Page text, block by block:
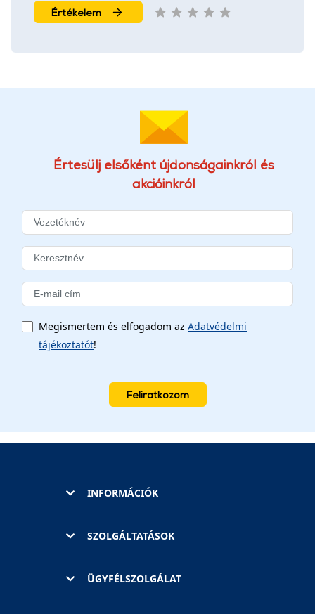
Értékelem
Értesülj elsőként újdonságainkról és
akcióinkról
Megismertem és elfogadom az Adatvédelmi
tájékoztatót!
Feliratkozom
INFORMÁCIÓK
SZOLGÁLTATÁSOK
ÜGYFÉLSZOLGÁLAT